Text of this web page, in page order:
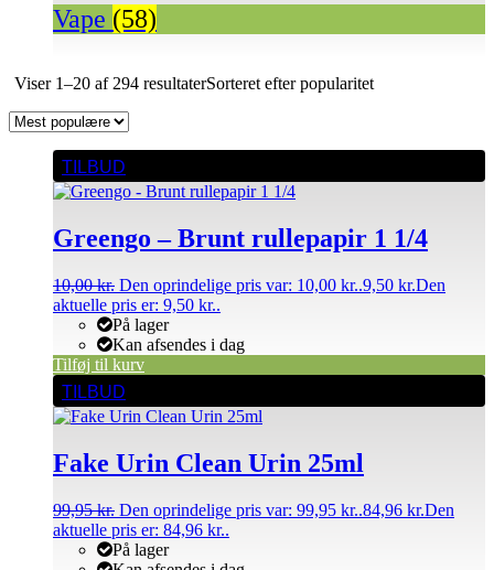
Vape (58)
Viser 1–20 af 294 resultaterSorteret efter popularitet
TILBUD
Greengo – Brunt rullepapir 1 1/4
10,00kr. Den oprindelige pris var: 10,00 kr..9,50 kr.Den
aktuelle pris er: 9,50 kr..
På lager
Kan afsendes i dag
Tilføj til kurv
TILBUD
Fake Urin Clean Urin 25ml
99,95kr. Den oprindelige pris var: 99,95 kr..84,96 kr.Den
aktuelle pris er: 84,96 kr..
På lager